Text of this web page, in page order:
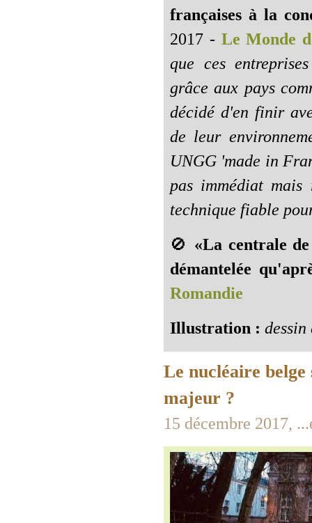
françaises à la
2017 -Le Monde
que ces
grâce aux pays
décidé d'en finir
de leur
UNGG 'made in
pas immédiat
technique fiable
🚫 «La centrale
démantelée
Romandie
Illustration : dessin
Le nucléaire
majeur ?
15 décembre 2017,